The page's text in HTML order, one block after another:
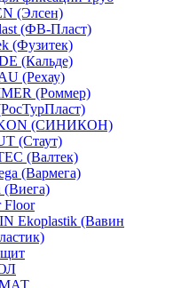
(Элсен)
(ФВ-Пласт)
(Фузитек)
(Кальде)
(Рехау)
(Роммер)
(СИНИКОН)
(Стаут)
(Валтек)
(Вармега)
(Виега)
Floor
Ekoplastik (Вавин